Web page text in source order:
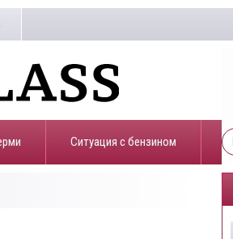
​Ситуация с бензином